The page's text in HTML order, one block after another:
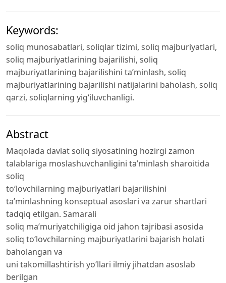
Keywords:
soliq munosabatlari, soliqlar tizimi, soliq majburiyatlari,
soliq majburiyatlarining bajarilishi, soliq
majburiyatlarining bajarilishini ta’minlash, soliq
majburiyatlarining bajarilishi natijalarini baholash, soliq
qarzi, soliqlarning yig‘iluvchanligi.
Abstract
Maqolada davlat soliq siyosatining hozirgi zamon
talablariga moslashuvchanligini ta’minlash sharoitida
soliq
to‘lovchilarning majburiyatlari bajarilishini
ta’minlashning konseptual asoslari va zarur shartlari
tadqiq etilgan. Samarali
soliq ma’muriyatchiligiga oid jahon tajribasi asosida
soliq to‘lovchilarning majburiyatlarini bajarish holati
baholangan va
uni takomillashtirish yo‘llari ilmiy jihatdan asoslab
berilgan